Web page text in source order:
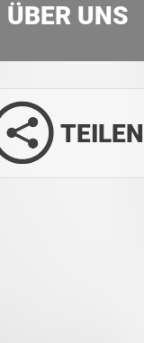
ÜBER UNS
TEILEN